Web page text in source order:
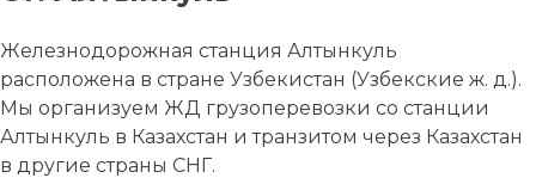
Железнодорожная станция Алтынкуль
расположена в стране Узбекистан (Узбекские ж. д.).
Мы организуем ЖД грузоперевозки со станции
Алтынкуль в Казахстан и транзитом через Казахстан
в другие страны СНГ.